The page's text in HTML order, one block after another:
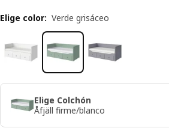
Elige color: Verde grisáceo
Elige Colchón
Åfjäll firme/blanco